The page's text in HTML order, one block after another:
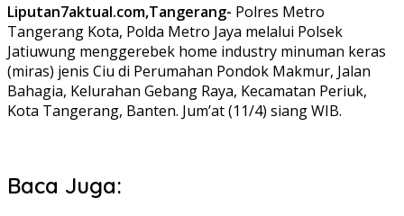
Liputan7aktual.com,Tangerang- Polres Metro
Tangerang Kota, Polda Metro Jaya melalui Polsek
Jatiuwung menggerebek home industry minuman keras
(miras) jenis Ciu di Perumahan Pondok Makmur, Jalan
Bahagia, Kelurahan Gebang Raya, Kecamatan Periuk,
Kota Tangerang, Banten. Jum’at (11/4) siang WIB.
Baca Juga: